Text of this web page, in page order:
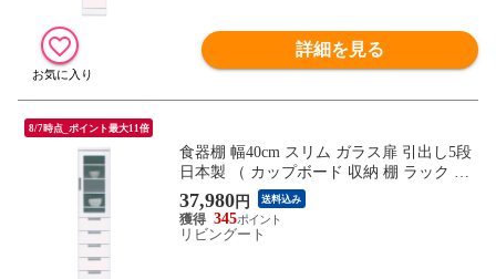
詳細を見る
8/7時点_ポイント最大11倍
食器棚 幅40cm スリム ガラス扉 引出し5段
日本製 （ カップボード 収納 棚 ラック 食
器収納 完成品 キッチン 脱衣所 ホワイト
隙間収納 引き出し シンプル 五段 ）
37,980円 送料込み
345
リビングート